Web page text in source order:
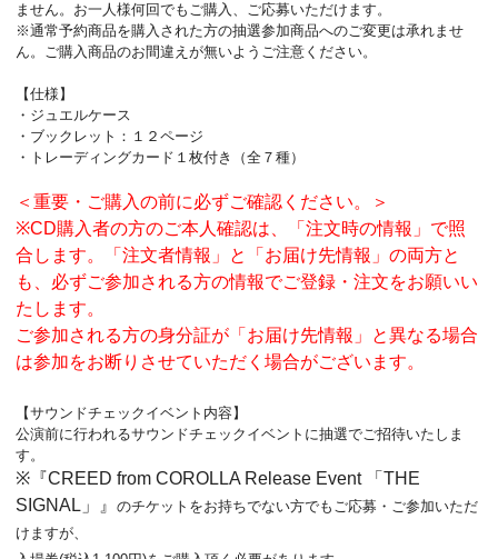
ません。お一人様何回でもご購入、ご応募いただけます。
※通常予約商品を購入された方の抽選参加商品へのご変更は承れませ
ん。ご購入商品のお間違えが無いようご注意ください。
【仕様】
・ジュエルケース
・ブックレット：１２ページ
・トレーディングカード１枚付き（全７種）
＜重要・ご購入の前に必ずご確認ください。＞
※CD購入者の方のご本人確認は、「注文時の情報」で照
合します。「注文者情報」と「お届け先情報」の両方と
も、必ずご参加される方の情報でご登録・注文をお願いい
たします。
ご参加される方の身分証が「お届け先情報」と異なる場合
は参加をお断りさせていただく場合がございます。
【サウンドチェックイベント内容】
公演前に行われるサウンドチェックイベントに抽選でご招待いたしま
す。
※『CREED from COROLLA Release Event 「THE
SIGNAL」』 のチケットをお持ちでない方でもご応募・ご参加いただ
けますが、